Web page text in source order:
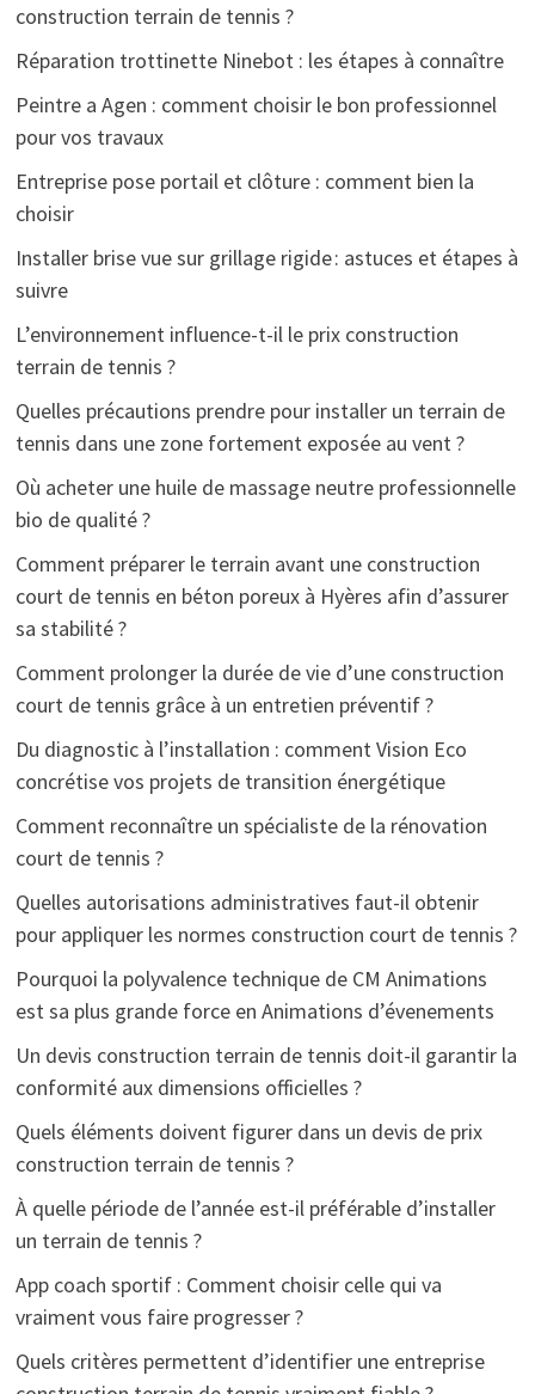
construction terrain de tennis ?
Réparation trottinette Ninebot : les étapes à connaître
Peintre a Agen : comment choisir le bon professionnel
pour vos travaux
Entreprise pose portail et clôture : comment bien la
choisir
Installer brise vue sur grillage rigide : astuces et étapes à
suivre
L’environnement influence-t-il le prix construction
terrain de tennis ?
Quelles précautions prendre pour installer un terrain de
tennis dans une zone fortement exposée au vent ?
Où acheter une huile de massage neutre professionnelle
bio de qualité ?
Comment préparer le terrain avant une construction
court de tennis en béton poreux à Hyères afin d’assurer
sa stabilité ?
Comment prolonger la durée de vie d’une construction
court de tennis grâce à un entretien préventif ?
Du diagnostic à l’installation : comment Vision Eco
concrétise vos projets de transition énergétique
Comment reconnaître un spécialiste de la rénovation
court de tennis ?
Quelles autorisations administratives faut-il obtenir
pour appliquer les normes construction court de tennis ?
Pourquoi la polyvalence technique de CM Animations
est sa plus grande force en Animations d’évenements
Un devis construction terrain de tennis doit-il garantir la
conformité aux dimensions officielles ?
Quels éléments doivent figurer dans un devis de prix
construction terrain de tennis ?
À quelle période de l’année est-il préférable d’installer
un terrain de tennis ?
App coach sportif : Comment choisir celle qui va
vraiment vous faire progresser ?
Quels critères permettent d’identifier une entreprise